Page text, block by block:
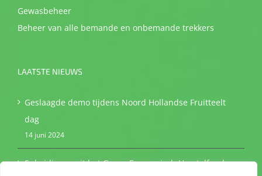
Gewasbeheer
Beheer van alle bemande en onbemande trekkers
LAATSTE NIEUWS
Geslaagde demo tijdens Noord Hollandse Fruitteelt
dag
14 juni 2024
Subsidie vanuit het Groen Economisch Herstelfonds